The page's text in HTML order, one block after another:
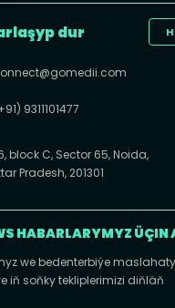
dur
9311101477
block C, Sector 65, Noida,
Pradesh, 201301
HABARLARYMYZ ÜÇIN
we bedenterbiýe
iň soňky tekliplerimizi diňläň